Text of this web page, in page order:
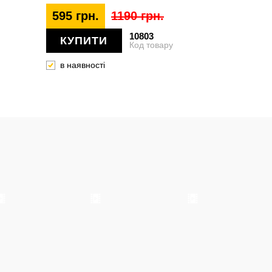
595 грн. 1190 грн.
КУПИТИ 10803
Код товару
в наявності